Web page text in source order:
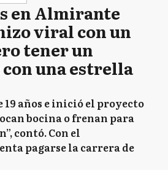
en Almirante
viral con un
tener un
una estrella
19 años e inició el proyecto
bocina o frenan para
contó. Con el
pagarse la carrera de